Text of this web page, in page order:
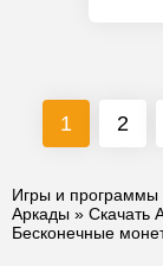
1 2
Игры и программы
Аркады » Скачать
Бесконечные